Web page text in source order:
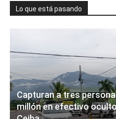
Lo que está pasando
Capturan a tres
millón en efectivo